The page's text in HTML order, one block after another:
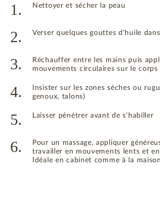
1. Nettoyer et sécher la peau
2. Verser quelques gouttes d'huile
3.
Réchauffer entre les mains puis
mouvements circulaires sur le corps
4.
Insister sur les zones sèches ou
genoux, talons)
5. Laisser pénétrer avant de s'habiller
6.
Pour un massage, appliquer
travailler en mouvements lents et
Idéale en cabinet comme à la